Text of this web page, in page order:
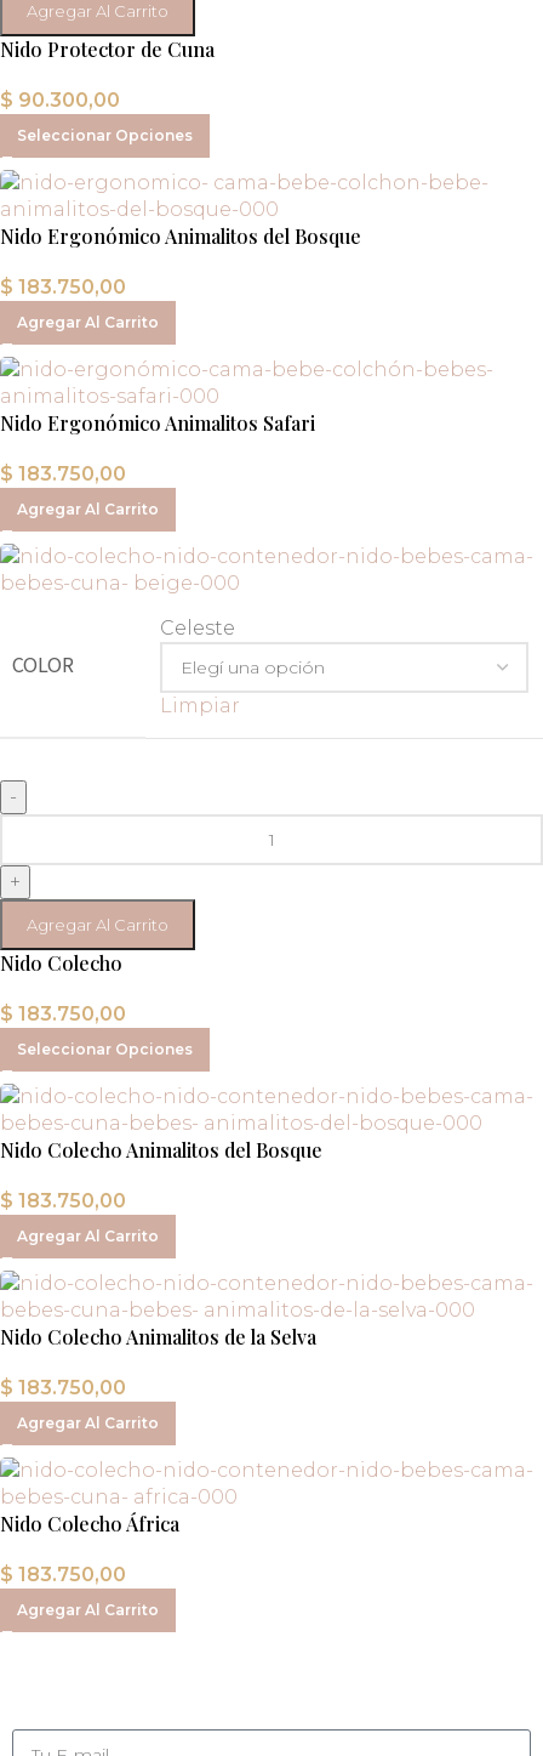
Agregar Al Carrito
Nido Protector de Cuna
$ 90.300,00
Seleccionar Opciones
Nido Ergonómico Animalitos del Bosque
$ 183.750,00
Agregar Al Carrito
Nido Ergonómico Animalitos Safari
$ 183.750,00
Agregar Al Carrito
COLOR
Celeste
Limpiar
-
+
Agregar Al Carrito
Nido Colecho
$ 183.750,00
Seleccionar Opciones
Nido Colecho Animalitos del Bosque
$ 183.750,00
Agregar Al Carrito
Nido Colecho Animalitos de la Selva
$ 183.750,00
Agregar Al Carrito
Nido Colecho África
$ 183.750,00
Agregar Al Carrito